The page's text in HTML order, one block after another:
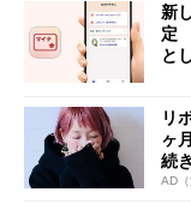
新
定
と
リ
ヶ
続
AD（